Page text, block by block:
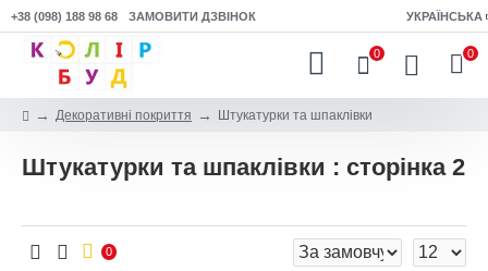
+38 (098) 188 98 68 ЗАМОВИТИ ДЗВІНОК УКРАЇНСЬКА
0 0
Декоративні покриття Штукатурки та шпаклівки
Штукатурки та шпаклівки : сторінка 2
0